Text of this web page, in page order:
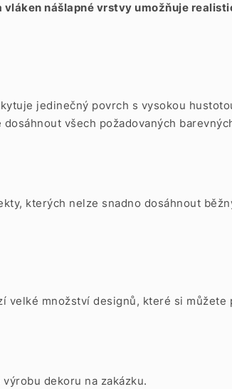
nášlapné vrstvy umožňuje
jedinečný povrch s vysokou
všech požadovaných
kterých nelze snadno dosáhnout
velké množství designů, které si
dekoru na zakázku.